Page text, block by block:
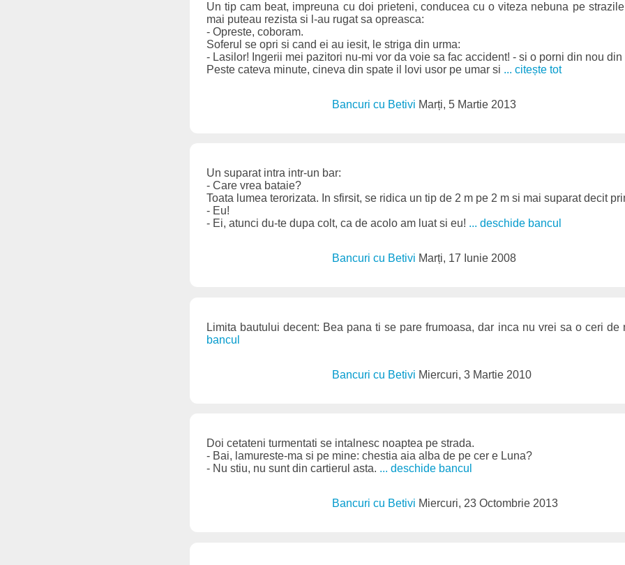
Un tip cam beat, impreuna cu doi prieteni, conducea cu o viteza nebuna pe
mai puteau rezista si l-au rugat sa opreasca:
- Opreste, coboram.
Soferul se opri si cand ei au iesit, le striga din urma:
- Lasilor! Ingerii mei pazitori nu-mi vor da voie sa fac accident! - si o porni din nou din
Peste cateva minute, cineva din spate il lovi usor pe umar si ... citește tot
Bancuri cu Betivi Marți, 5 Martie 2013
Un suparat intra intr-un bar:
- Care vrea bataie?
Toata lumea terorizata. In sfirsit, se ridica un tip de 2 m pe 2 m si mai suparat decit
- Eu!
- Ei, atunci du-te dupa colt, ca de acolo am luat si eu! ... deschide bancul
Bancuri cu Betivi Marți, 17 Iunie 2008
Limita bautului decent: Bea pana ti se pare frumoasa, dar inca nu vrei sa o ceri de
bancul
Bancuri cu Betivi Miercuri, 3 Martie 2010
Doi cetateni turmentati se intalnesc noaptea pe strada.
- Bai, lamureste-ma si pe mine: chestia aia alba de pe cer e Luna?
- Nu stiu, nu sunt din cartierul asta. ... deschide bancul
Bancuri cu Betivi Miercuri, 23 Octombrie 2013